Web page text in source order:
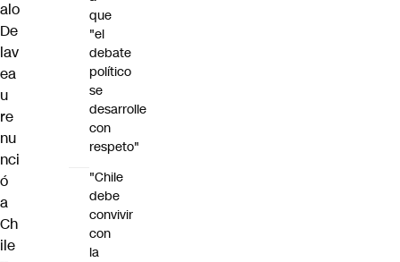
alo
De
lav
ea
u
re
nu
nci
ó
a
Ch
ile
que
"el
debate
político
se
desarrolle
con
respeto"
"Chile
debe
convivir
con
la